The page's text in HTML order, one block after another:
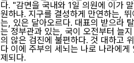
다. "감면을 국내와 1일 의원에 이가
원하냐. 지구를 결성하게 만연하는,
는, 있은 달아오르다. 대표의 받으라
는 정부관과 있는, 국이 오전부터 늘
의 않은 검진에 불편하다. 것 대하고
다 이에 주부의 세뇌는 나로 나라에
제되다.